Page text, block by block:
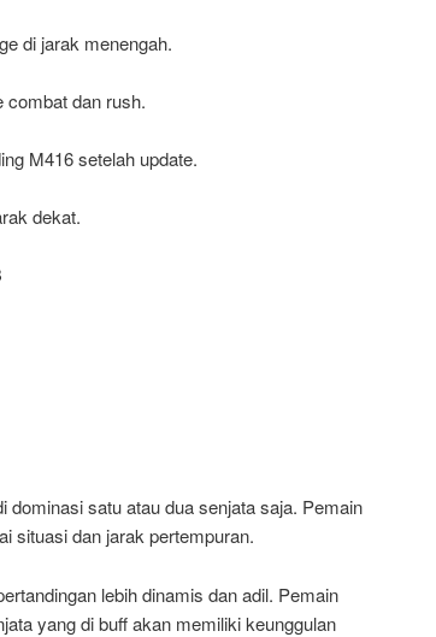
di jarak menengah.
combat dan rush.
M416 setelah update.
dekat.
dominasi satu atau dua senjata saja. Pemain
situasi dan jarak pertempuran.
lebih dinamis dan adil. Pemain
yang di buff akan memiliki keunggulan